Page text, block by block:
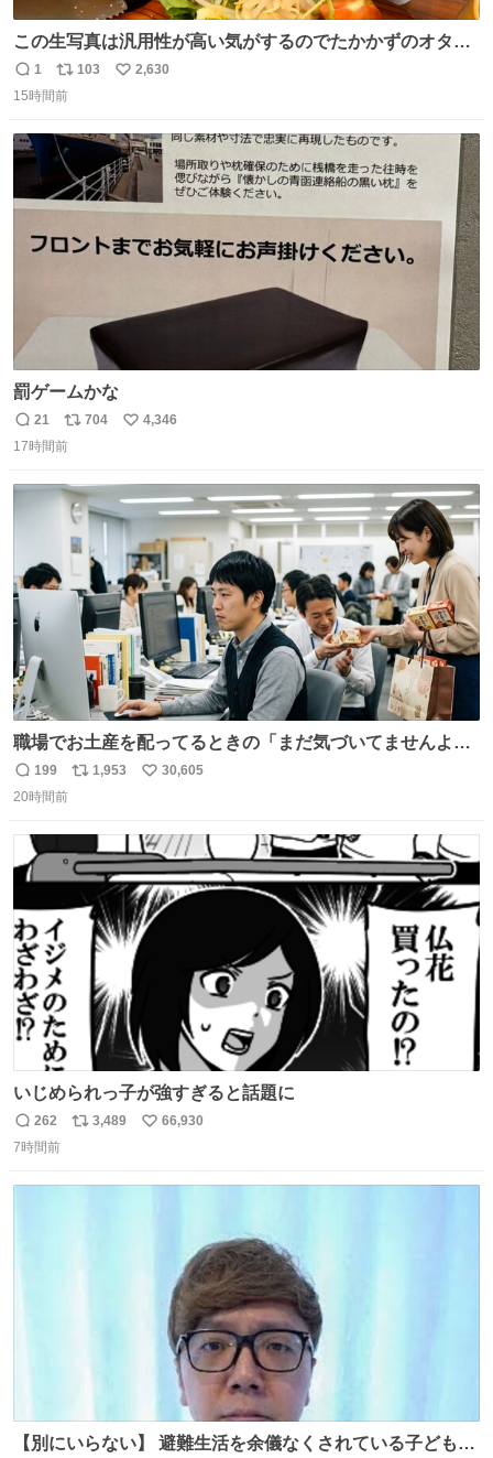
この生写真は汎用性が高い気がするのでたかかずのオタク
は絶対買った方が良いw
返
信
1
リ
ポ
ト
数
103
い
数
2,630
15時間前
罰ゲームかな
返
信
21
リ
ポ
ト
数
704
い
数
4,346
17時間前
職場でお土産を配ってるときの「まだ気づいてませんよ」
的な演技が毎回シンドい。
返
信
199
リ
ト
数
1,953
い
数
30,605
20時間前
いじめられっ子が強すぎると話題に
返
信
262
リ
3,489
い
66,930
7時間前
【別にいらない】 避難生活を余儀なくされている子どもた